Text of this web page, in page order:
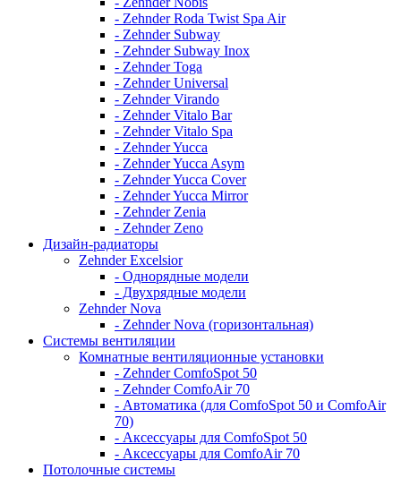
- Zehnder Roda Twist Spa Air
- Zehnder Subway
- Zehnder Subway Inox
- Zehnder Toga
- Zehnder Universal
- Zehnder Virando
- Zehnder Vitalo Bar
- Zehnder Vitalo Spa
- Zehnder Yucca
- Zehnder Yucca Asym
- Zehnder Yucca Cover
- Zehnder Yucca Mirror
- Zehnder Zenia
- Zehnder Zeno
Дизайн-радиаторы
Zehnder Excelsior
- Однорядные модели
- Двухрядные модели
Zehnder Nova
- Zehnder Nova (горизонтальная)
Системы вентиляции
Комнатные вентиляционные установки
- Zehnder ComfoSpot 50
- Zehnder ComfoAir 70
- Автоматика (для ComfoSpot 50 и ComfoAir
70)
- Аксессуары для ComfoSpot 50
- Аксессуары для ComfoAir 70
Потолочные системы